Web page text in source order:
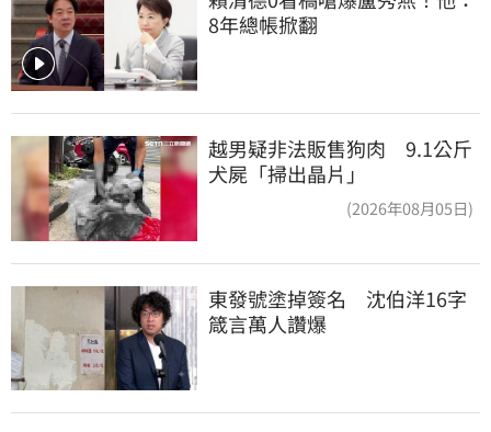
8年總帳掀翻
越男疑非法販售狗肉 9.1公斤
犬屍「掃出晶片」
(2026年08月05日)
東發號塗掉簽名　沈伯洋16字
箴言萬人讚爆